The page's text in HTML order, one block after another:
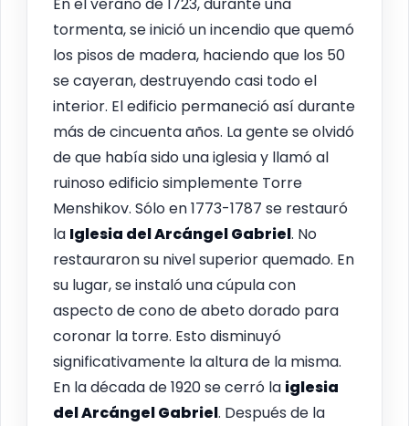
tormenta, se inició un incendio que quemó
los pisos de madera, haciendo que los 50
se cayeran, destruyendo casi todo el
interior. El edificio permaneció así durante
más de cincuenta años. La gente se olvidó
de que había sido una iglesia y llamó al
ruinoso edificio simplemente Torre
Menshikov. Sólo en 1773-1787 se restauró
la Iglesia del Arcángel Gabriel. No
restauraron su nivel superior quemado. En
su lugar, se instaló una cúpula con
aspecto de cono de abeto dorado para
coronar la torre. Esto disminuyó
significativamente la altura de la misma.
En la década de 1920 se cerró la iglesia
del Arcángel Gabriel. Después de la